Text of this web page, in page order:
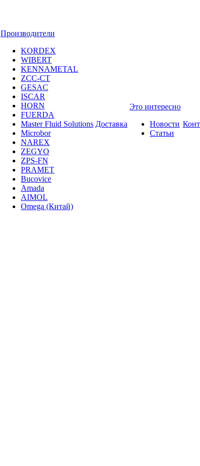
Производители
KORDEX
WIBERT
KENNAMETAL
ZCC-CT
GESAC
ISCAR
HORN
FUERDA
Master Fluid Solutions
Microbor
NAREX
ZEGYO
ZPS-FN
PRAMET
Bucovice
Amada
AIMOL
Omega (Китай)
Доставка
Это интересно
Новости
Статьи